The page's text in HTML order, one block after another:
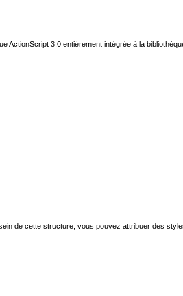
3.0 entièrement intégrée à la
de cette structure, vous pouvez attribuer des